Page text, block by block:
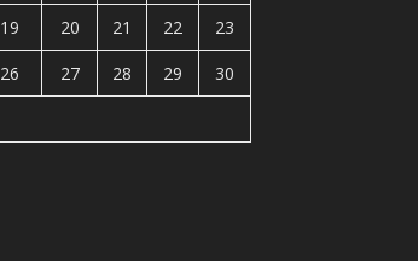
19 20 21 22
23
26 27 28 29
30